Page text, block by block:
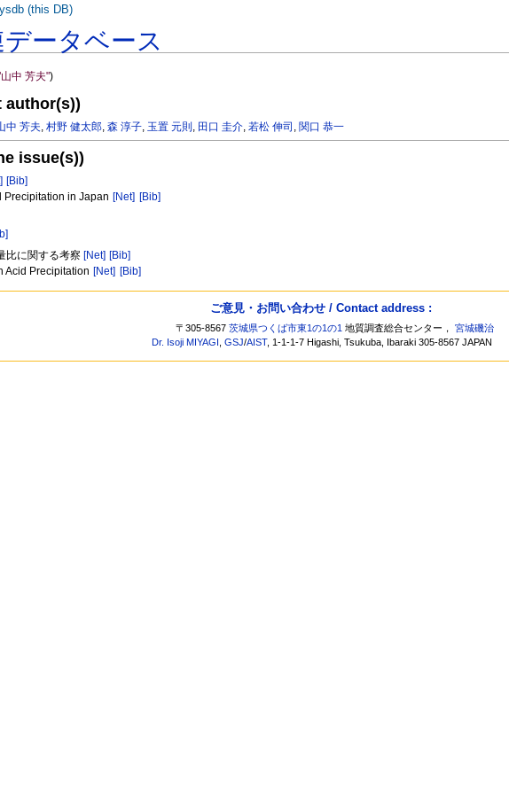
ータベース
中 芳夫")
author(s))
中 芳夫,村野 健太郎,森 淳子, 玉置 元則 , 田口 圭介,若松 伸司 , 関口 恭一
issue(s))
[Bib]
Precipitation in Japan [Net] [Bib]
比に関する考察 [Net] [Bib]
Acid Precipitation [Net] [Bib]
(this DB)
ご意見・お問い合わせ / Contact address :
〒305-8567茨城県つくば市東1の1の1 地質調査総合センター，宮城磯治
Dr. Isoji MIYAGI ,GSJ/AIST, 1-1-1-7 Higashi, Tsukuba, Ibaraki 305-8567 JAPAN